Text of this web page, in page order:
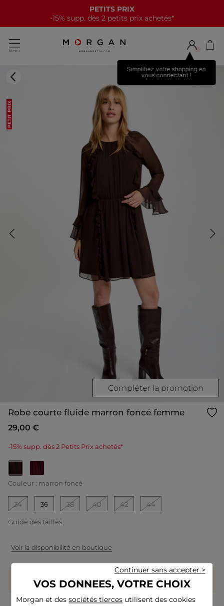
PETITS PRIX
-15% supp. dès 2 petits prix achetés*
Simplifiez votre shopping en
vous connectant !
PETIT PRIX
Compléter la promotion
Robe courte fluide marron foncé femme
29,00 €
-15% supp. dès 2 Petits Prix achetés*
selected
Couleur : marron foncé
34 36 38 40 42 44
Guide des tailles
Voir la disponibilité en boutique
29 coeurs grâce à ce produit
Connectez-vous ou inscrivez-vous
VOS DONNEES, VOTRE CHOIX
Morgan et dessociétés tierces utilisent des cookies
Continuer sans accepter >